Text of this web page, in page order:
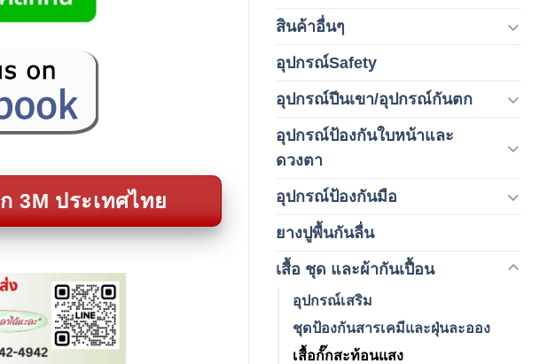
สินค้าอื่นๆ
อุปกรณ์Safety
อุปกรณ์ปีนเขา/อุปกรณ์กันตก
อุปกรณ์ป้องกันใบหน้าและ
ดวงตา
อุปกรณ์ป้องกันมือ
ยางปูพื้นกันลื่น
เสื้อ ชุด และผ้ากันเปื้อน
อุปกรณ์เสริม
ชุดป้องกันสารเคมีและฝุ่นละออง
เสื้อกั๊กสะท้อนแสง
3M ประเทศไทย